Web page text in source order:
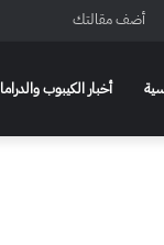
أضف مقالتك
أخبار الكيبوب والدراما